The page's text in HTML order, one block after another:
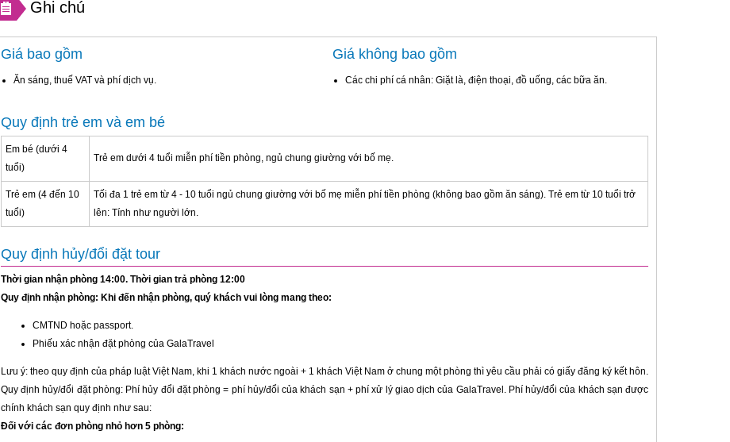
Ghi chú
Giá bao gồm
Ăn sáng, thuế VAT và phí dịch vụ.
Giá không bao gồm
Các chi phí cá nhân: Giặt là, điện thoại, đồ uống, các bữa ăn.
Quy định trẻ em và em bé
Em bé (dưới 4
tuổi)
Trẻ em dưới 4 tuổi miễn phí tiền phòng, ngủ chung giường với bố mẹ.
Trẻ em (4 đến 10
tuổi)
Tối đa 1 trẻ em từ 4 - 10 tuổi ngủ chung giường với bố mẹ miễn phí tiền phòng (không bao gồm ăn sáng). Trẻ em từ 10 tuổi trở
lên: Tính như người lớn.
Quy định hủy/đổi đặt tour
Thời gian nhận phòng 14:00. Thời gian trả phòng 12:00
Quy định nhận phòng: Khi đến nhận phòng, quý khách vui lòng mang theo:
CMTND hoặc passport.
Phiếu xác nhận đặt phòng của GalaTravel
Lưu ý: theo quy định của pháp luật Việt Nam, khi 1 khách nước ngoài + 1 khách Việt Nam ở chung một phòng thì yêu cầu phải có giấy đăng ký kết hôn.
Quy định hủy/đổi đặt phòng: Phí hủy đổi đặt phòng = phí hủy/đổi của khách sạn + phí xử lý giao dịch của GalaTravel. Phí hủy/đổi của khách sạn được
chính khách sạn quy định như sau:
Đối với các đơn phòng nhỏ hơn 5 phòng: